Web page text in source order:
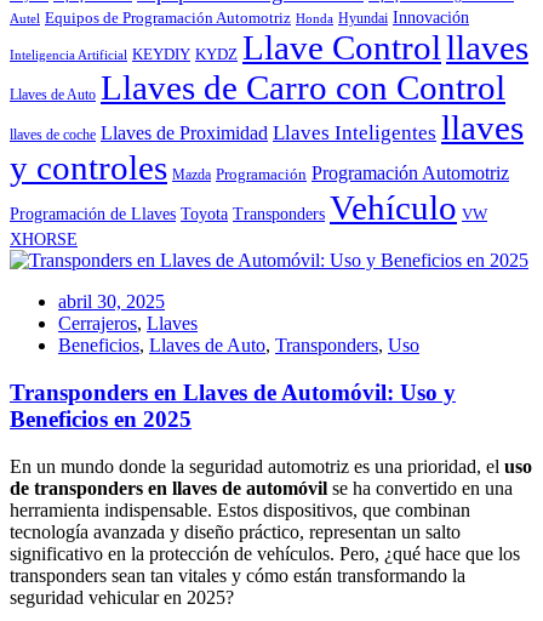
Autel Equipos de Programación Automotriz Honda Hyundai Innovación
Inteligencia Artificial KEYDIY KYDZ Llave Controlllaves
Llaves de Auto Llaves de Carro con Control
llaves de coche Llaves de Proximidad Llaves Inteligentes llaves
y controles Mazda Programación Programación Automotriz
Programación de Llaves Toyota Transponders Vehículo VW
XHORSE
abril 30, 2025
Cerrajeros, Llaves
Beneficios, Llaves de Auto, Transponders, Uso
Transponders en Llaves de Automóvil: Uso y
Beneficios en 2025
En un mundo donde la seguridad automotriz es una prioridad, el uso
de transponders en llaves de automóvil se ha convertido en una
herramienta indispensable. Estos dispositivos, que combinan
tecnología avanzada y diseño práctico, representan un salto
significativo en la protección de vehículos. Pero, ¿qué hace que los
transponders sean tan vitales y cómo están transformando la
seguridad vehicular en 2025?